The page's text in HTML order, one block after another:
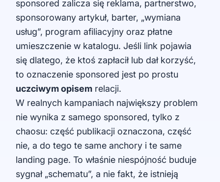
sponsored zalicza się reklama, partnerstwo,
sponsorowany artykuł, barter, „wymiana
usług”, program afiliacyjny oraz płatne
umieszczenie w katalogu. Jeśli link pojawia
się dlatego, że ktoś zapłacił lub dał korzyść,
to oznaczenie sponsored jest po prostu
uczciwym opisem relacji.
W realnych kampaniach największy problem
nie wynika z samego sponsored, tylko z
chaosu: część publikacji oznaczona, część
nie, a do tego te same anchory i te same
landing page. To właśnie niespójność buduje
sygnał „schematu”, a nie fakt, że istnieją